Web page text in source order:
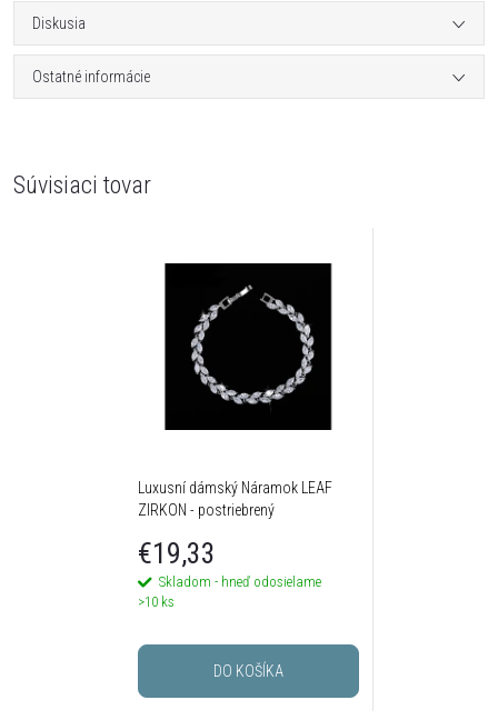
Diskusia
Ostatné informácie
Súvisiaci tovar
Luxusní dámský Náramok LEAF
ZIRKON - postriebrený
€19,33
Skladom - hneď odosielame
>10 ks
DO KOŠÍKA